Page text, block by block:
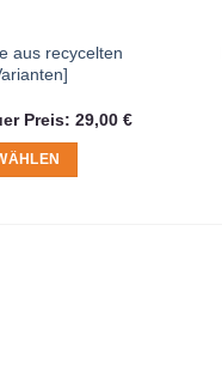
aus recycelten
€
Preis: 29,00€Aktueller